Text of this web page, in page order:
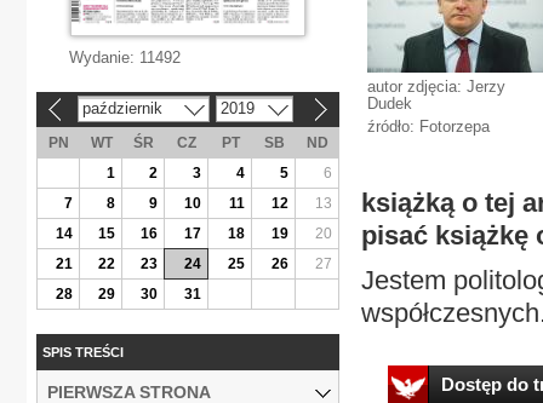
autor zdjęcia: Jerzy
Dudek
źródło: Fotorzepa
książką o tej
pisać książkę
Jestem
Dostęp do
Wydanie: 11492
październik 2019
PN WT ŚR CZ PT SB
ND
1
2 3 4 5
6
7
8 9 10 11 12
13
14
15 16 17 18 19
20
21
22 23 24 25 26
27
28
29 30 31
SPIS TREŚCI
PIERWSZA STRONA